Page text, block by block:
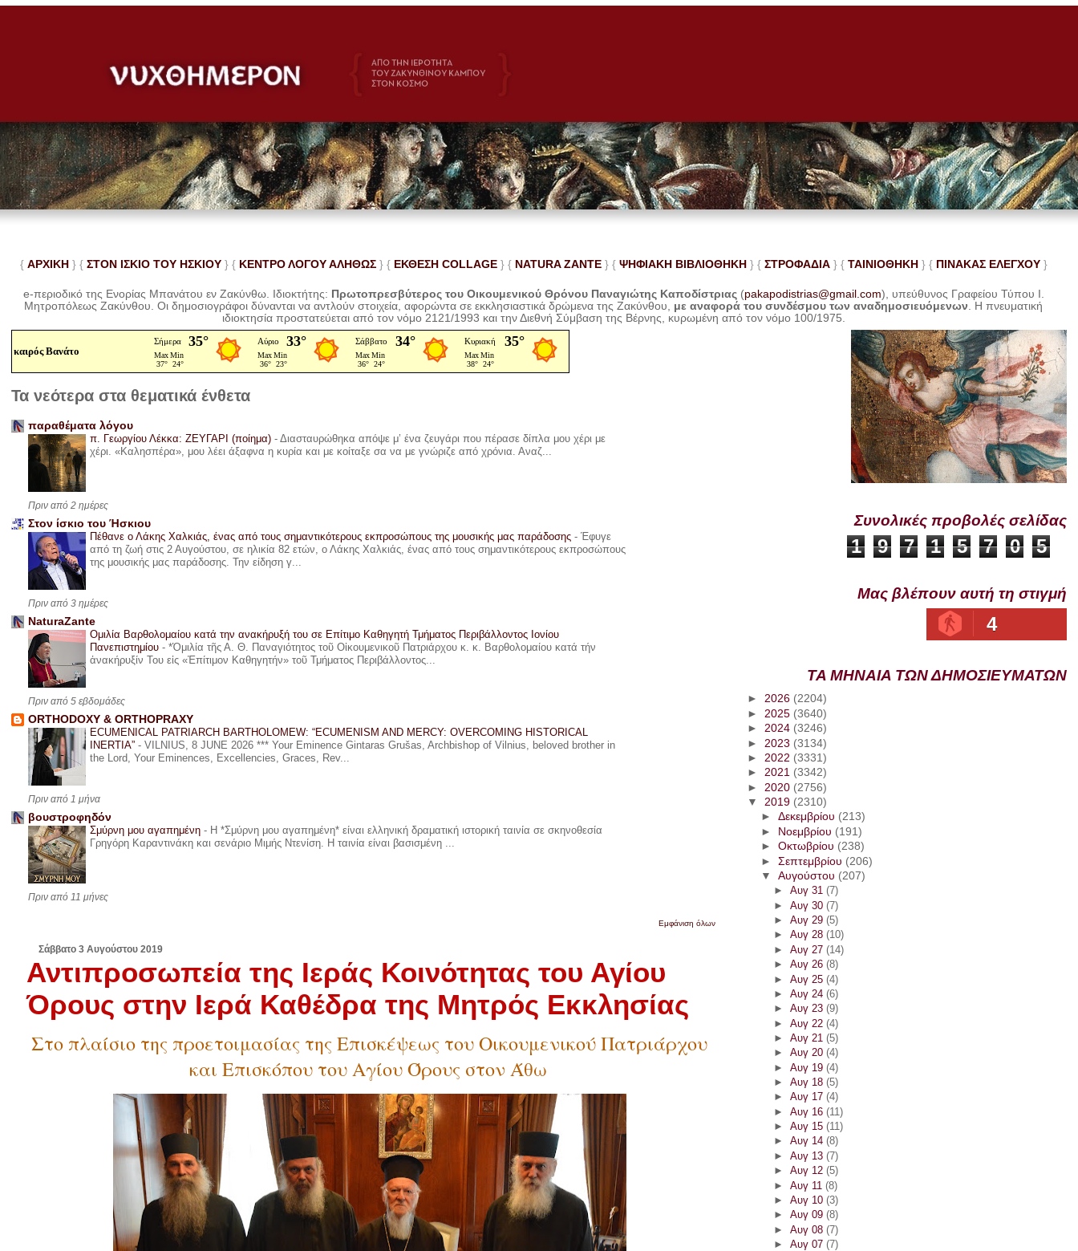
{ ΑΡΧΙΚΗ } { ΣΤΟΝ ΙΣΚΙΟ ΤΟΥ ΗΣΚΙΟΥ } { ΚΕΝΤΡΟ ΛΟΓΟΥ ΑΛΗΘΩΣ } { ΕΚΘΕΣΗ COLLAGE }{ NATURA ZANTE} { ΨΗΦΙΑΚΗ ΒΙΒΛΙΟΘΗΚΗ } { ΣΤΡΟΦΑΔΙΑ } { ΤΑΙΝΙΟΘΗΚΗ } { ΠΙΝΑΚΑΣ ΕΛΕΓΧΟΥ}
e-περιοδικό της Ενορίας Μπανάτου εν Ζακύνθω. Ιδιοκτήτης: Πρωτοπρεσβύτερος του Οικουμενικού Θρόνου Παναγιώτης Καποδίστριας (pakapodistrias@gmail.com), υπεύθυνος Γραφείου Τύπου Ι.
Μητροπόλεως Ζακύνθου.Οι δημοσιογράφοι δύνανται να αντλούν στοιχεία, αφορώντα σε εκκλησιαστικά δρώμενα της Ζακύνθου, με αναφορά του συνδέσμου των αναδημοσιευόμενων . Ηπνευματική
ιδιοκτησία προστατεύεται από τον νόμο 2121/1993 και την Διεθνή Σύμβαση της Βέρνης, κυρωμένη από τον νόμο 100/1975.
καιρός Βανάτο
Τα νεότερα στα θεματικά ένθετα
παραθέματα λόγου
π. Γεωργίου Λέκκα: ΖΕΥΓΑΡΙ (ποίημα) - Διασταυρώθηκα απόψε μ’ ένα ζευγάρι που πέρασε δίπλα μου χέρι με
χέρι. «Καλησπέρα», μου λέει άξαφνα η κυρία και με κοίταξε σα να με γνώριζε από χρόνια. Αναζ...
Πριν από 2 ημέρες
Στον ίσκιο του Ήσκιου
Πέθανε ο Λάκης Χαλκιάς, ένας από τους σημαντικότερους εκπροσώπους της μουσικής μας παράδοσης - Έφυγε
από τη ζωή στις 2 Αυγούστου, σε ηλικία 82 ετών, ο Λάκης Χαλκιάς, ένας από τους σημαντικότερους εκπροσώπους
της μουσικής μας παράδοσης. Την είδηση γ...
Πριν από 3 ημέρες
NaturaZante
Ομιλία Βαρθολομαίου κατά την ανακήρυξή του σε Επίτιμο Καθηγητή Τμήματος Περιβάλλοντος Ιονίου
Πανεπιστημίου - *Ὁμιλία τῆς Α. Θ. Παναγιότητος τοῦ Οἰκουμενικοῦ Πατριάρχου κ. κ. Βαρθολομαίου κατά τήν
ἀνακήρυξίν Του εἰς «Ἐπίτιμον Καθηγητήν» τοῦ Τμήματος Περιβάλλοντος...
Πριν από 5 εβδομάδες
ORTHODOXY & ORTHOPRAXY
ECUMENICAL PATRIARCH BARTHOLOMEW: “ECUMENISM AND MERCY: OVERCOMING HISTORICAL
INERTIA” - VILNIUS, 8 JUNE 2026 *** Your Eminence Gintaras Grušas, Archbishop of Vilnius, beloved brother in
the Lord, Your Eminences, Excellencies, Graces, Rev...
Πριν από 1 μήνα
βουστροφηδόν
Σμύρνη μου αγαπημένη - Η *Σμύρνη μου αγαπημένη* είναι ελληνική δραματική ιστορική ταινία σε σκηνοθεσία
Γρηγόρη Καραντινάκη και σενάριο Μιμής Ντενίση. Η ταινία είναι βασισμένη ...
Πριν από 11 μήνες
Εμφάνιση όλων
Σάββατο 3 Αυγούστου 2019
Αντιπροσωπεία της Ιεράς Κοινότητας του Αγίου
Όρους στην Ιερά Καθέδρα της Μητρός Εκκλησίας
Στο πλαίσιο της προετοιμασίας της Επισκέψεως του Οικουμενικού Πατριάρχου
και Επισκόπου του Αγίου Όρους στον Άθω
Συνολικές προβολές σελίδας
1 9 7 1 5 7 0 5
Μας βλέπουν αυτή τη στιγμή
4
ΤΑ ΜΗΝΑΙΑ ΤΩΝ ΔΗΜΟΣΙΕΥΜΑΤΩΝ
►2026 (2204)
► 2025 (3640)
►2024 (3246)
► 2023 (3134)
► 2022 (3331)
►2021 (3342)
► 2020 (2756)
▼2019 (2310)
► Δεκεμβρίου (213)
►
Νοεμβρίου (191)
► Οκτωβρίου (238)
► Σεπτεμβρίου (206)
▼ Αυγούστου (207)
► Αυγ 31 (7)
► Αυγ 30 (7)
► Αυγ 29 (5)
► Αυγ 28 (10)
► Αυγ 27 (14)
► Αυγ 26 (8)
► Αυγ 25 (4)
► Αυγ 24 (6)
► Αυγ 23 (9)
► Αυγ 22 (4)
► Αυγ 21 (5)
► Αυγ 20 (4)
► Αυγ 19 (4)
► Αυγ 18 (5)
► Αυγ 17 (4)
► Αυγ 16 (11)
► Αυγ 15 (11)
► Αυγ 14 (8)
► Αυγ 13 (7)
► Αυγ 12 (5)
► Αυγ 11 (8)
► Αυγ 10 (3)
► Αυγ 09 (8)
► Αυγ 08 (7)
► Αυγ 07 (7)